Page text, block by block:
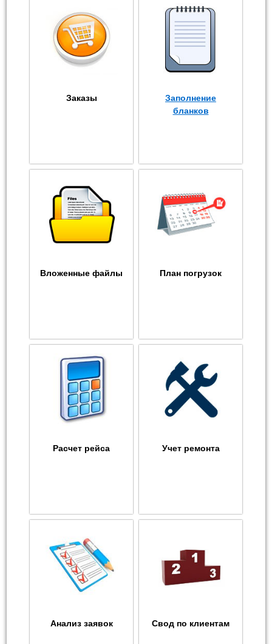
Заказы
Заполнение
бланков
Вложенные файлы План погрузок
Расчет рейса Учет ремонта
Анализ заявок Свод по клиентам